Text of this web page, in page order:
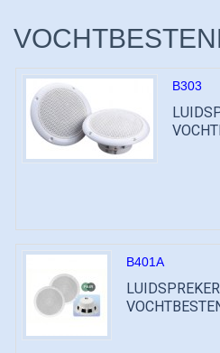
B303
B401A